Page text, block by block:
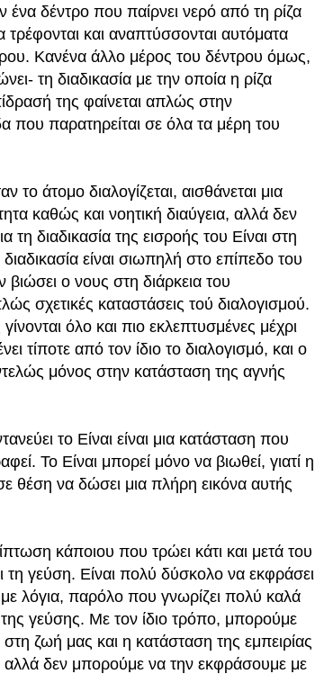
ένα δέντρο που παίρνει νερό από τη ρίζα
τρέφονται και αναπτύσσονται αυτόματα
Κανένα άλλο μέρος του δέντρου όμως,
τη διαδικασία με την οποία η ρίζα
της φαίνεται απλώς στην
που παρατηρείται σε όλα τα μέρη του
το άτομο διαλογίζεται, αισθάνεται μια
καθώς και νοητική διαύγεια, αλλά δεν
τη διαδικασία της εισροής του Είναι στη
είναι σιωπηλή στο επίπεδο του
βιώσει ο νους στη διάρκεια του
σχετικές καταστάσεις τού διαλογισμού.
όλο και πιο εκλεπτυσμένες μέχρι
τίποτε από τον ίδιο το διαλογισμό, και ο
μόνος στην κατάσταση της αγνής
το Είναι είναι μια κατάσταση που
Το Είναι μπορεί μόνο να βιωθεί, γιατί η
θέση να δώσει μια πλήρη εικόνα αυτής
κάποιου που τρώει κάτι και μετά του
τη γεύση. Είναι πολύ δύσκολο να εκφράσει
με λόγια, παρόλο που γνωρίζει πολύ καλά
της γεύσης. Με τον ίδιο τρόπο, μπορούμε
ζωή μας και η κατάσταση της εμπειρίας
αλλά δεν μπορούμε να την εκφράσουμε με